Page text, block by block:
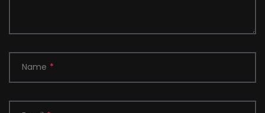
Name *